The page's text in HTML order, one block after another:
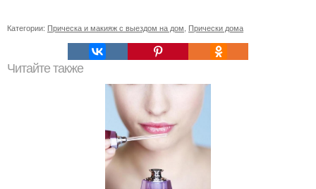
Категории: Прическа и макияж с выездом на дом Прически дома
Читайте также